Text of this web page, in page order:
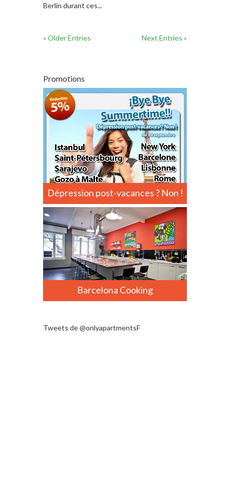
Berlin durant ces...
« Older Entries Next Entries »
Promotions
Dépression post-vacances ? Non !
Barcelona Cooking
Tweets de @onlyapartmentsF